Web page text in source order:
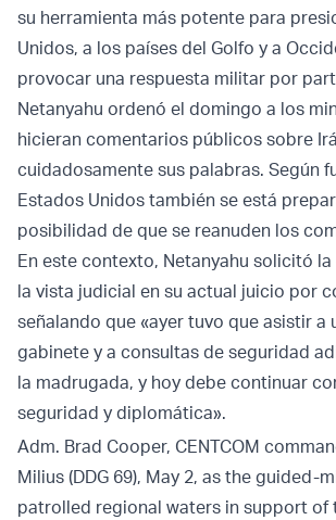
su herramienta más potente para
Unidos, a los países del Golfo y a
provocar una respuesta militar por
Netanyahu ordenó el domingo a los
hicieran comentarios públicos sobre
cuidadosamente sus palabras. Según
Estados Unidos también se está
posibilidad de que se reanuden los
En este contexto, Netanyahu solicitó
la vista judicial en su actual juicio por
señalando que «ayer tuvo que asistir a
gabinete y a consultas de seguridad
la madrugada, y hoy debe continuar
seguridad y diplomática».
Adm. Brad Cooper, CENTCOM
Milius (DDG 69), May 2, as the guided-
patrolled regional waters in support of